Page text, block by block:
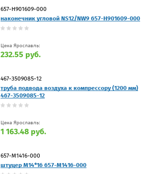
657-H901609-000
наконечник угловой NS12/NW9 657-H901609-000
Цена Ярославль:
232.55 руб.
467-3509085-12
труба подвода воздуха к компрессору (1200 мм)
467-3509085-12
Цена Ярославль:
1 163.48 руб.
657-М1416-000
штуцер М14*16 657-М1416-000